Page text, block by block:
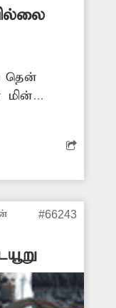
தென்
மின்
ஒருசில
உள்ள
மின்#66243